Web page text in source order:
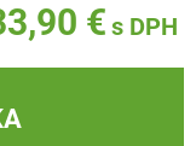
€ s DPH